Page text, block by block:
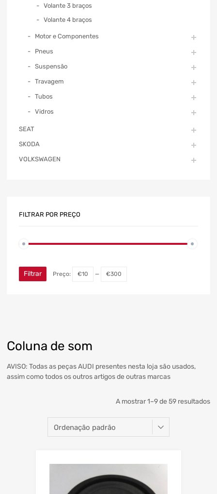
Coluna de som
AVISO: Todas as peças AUDI presentes nesta loja são usados,
assim como todos os outros artigos de outras marcas
A mostrar 1–9 de 59 resultados
Volante 3 braços
Volante 4 braços
Motor e Componentes
Pneus
Suspensão
Travagem
Tubos
Vidros
SEAT
SKODA
VOLKSWAGEN
FILTRAR POR PREÇO
Filtrar Preço: €10 — €300